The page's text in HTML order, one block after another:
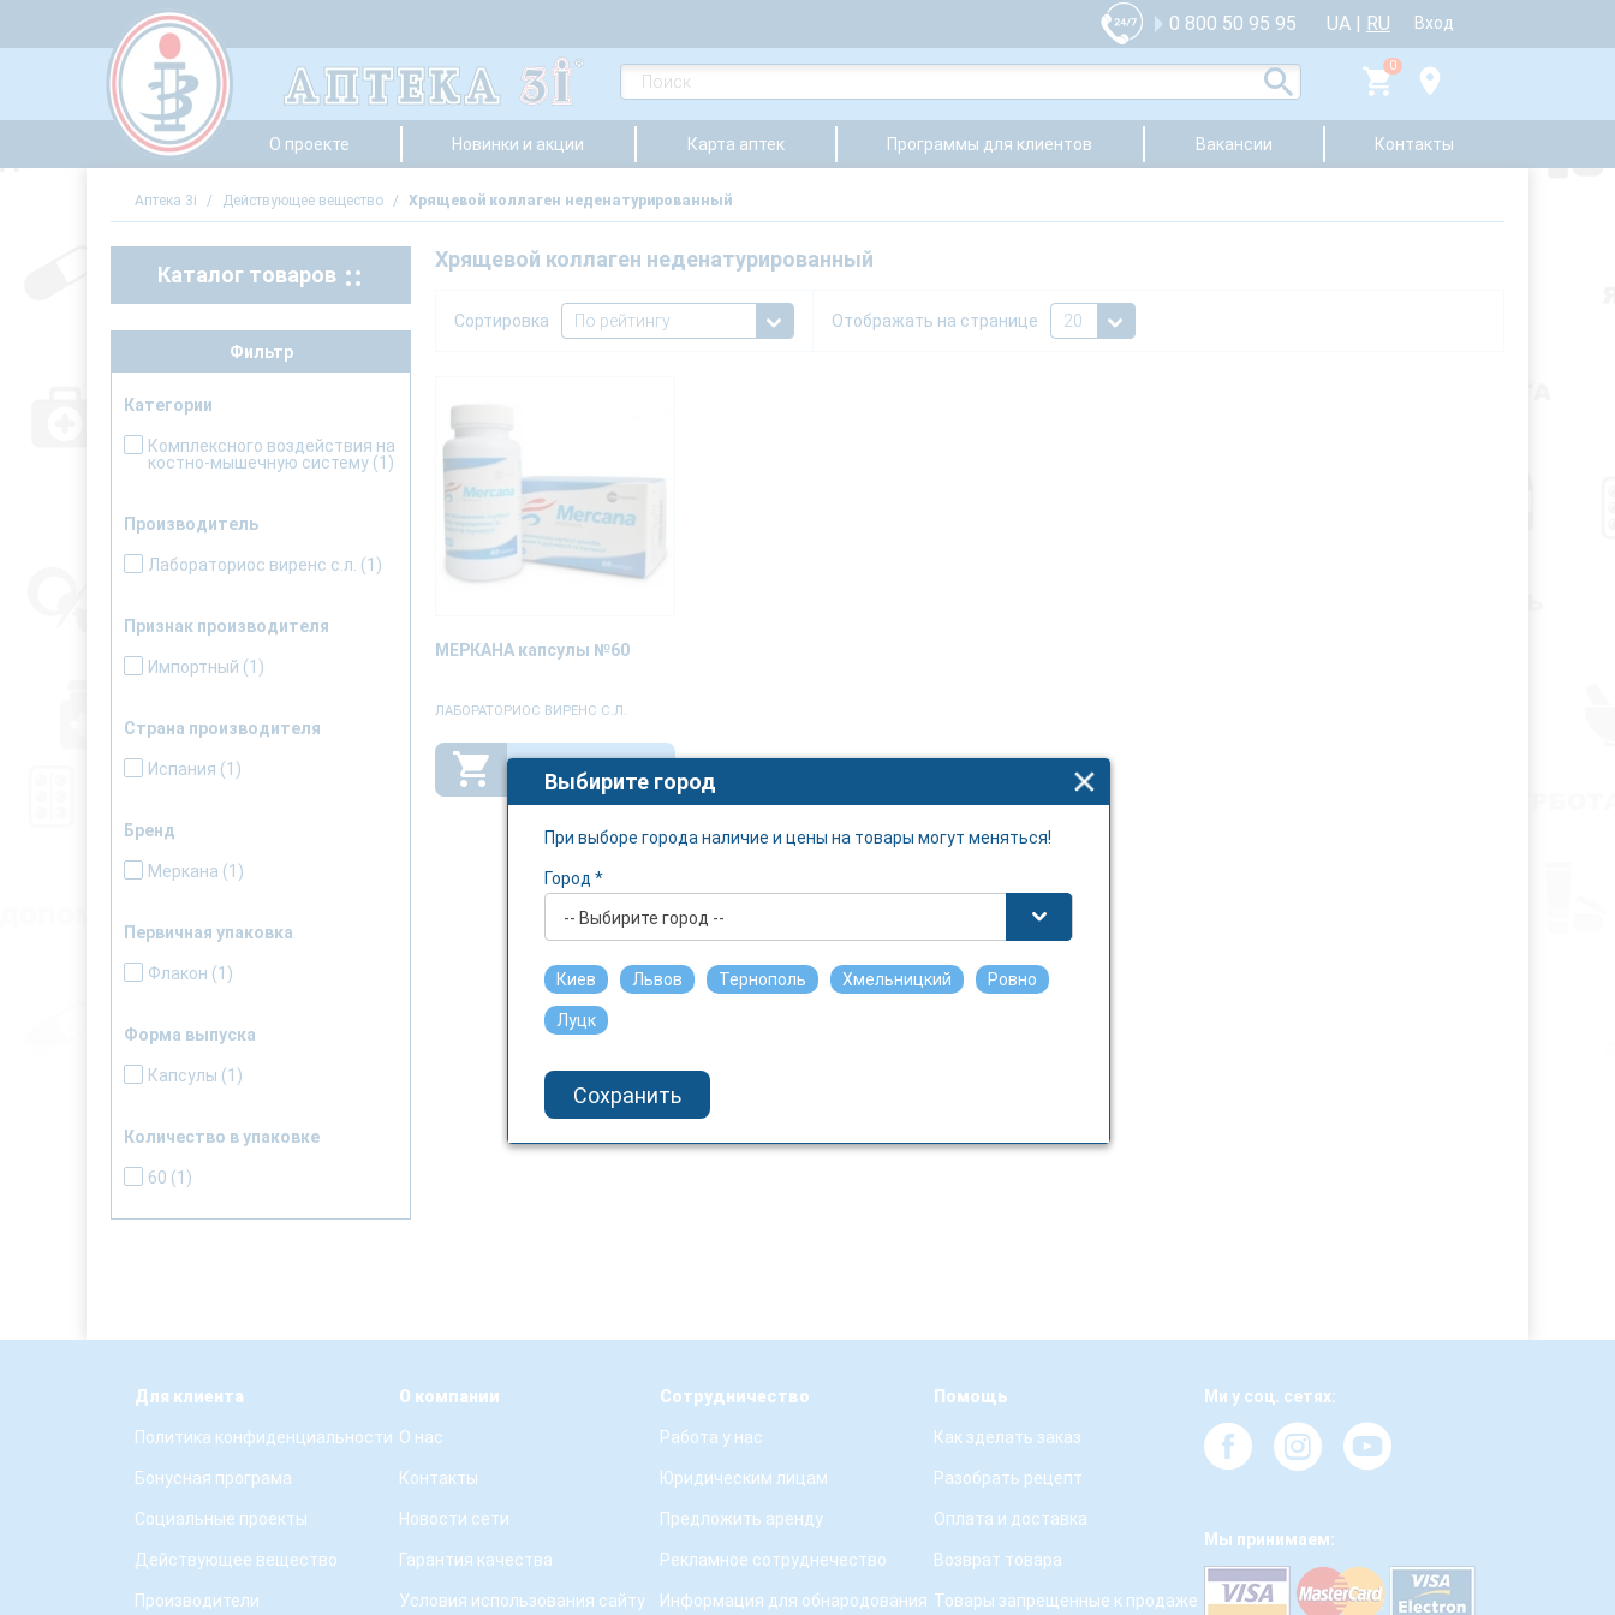
0 800 50 95 95 UA | RU Вход
0
О проекте Новинки и акции Карта аптек Программы для клиентов Вакансии Контакты
Аптека 3i / Действующее вещество / Хрящевой коллаген неденатурированный
Каталог товаров
Фильтр
Категории
Комплексного воздействия на
костно-мышечную систему (1)
Производитель
Лабораториос виренс с.л. (1)
Признак производителя
Импортный (1)
Страна производителя
Испания (1)
Бренд
Меркана (1)
Первичная упаковка
Флакон (1)
Форма выпуска
Капсулы (1)
Количество в упаковке
60 (1)
Хрящевой коллаген неденатурированный
Сортировка Отображать на странице
МЕРКАНА капсулы №60
ЛАБОРАТОРИОС ВИРЕНС С.Л.
1238.58 грн.
Для клиента
Политика конфиденциальности
Бонусная програма
Социальные проекты
Действующее вещество
Производители
О компании
О нас
Контакты
Новости сети
Гарантия качества
Условия использования сайту
Сотрудничество
Работа у нас
Юридическим лицам
Предложить аренду
Рекламное сотруднечество
Информация для обнародования
Помощь
Как зделать заказ
Разобрать рецепт
Оплата и доставка
Возврат товара
Товары запрещенные к продаже
Ми у соц. сетях:
Мы принимаем:
Выбирите город
При выборе города наличие и цены на товары могут меняться!
Город *
-- Выбирите город --
Киев Львов Тернополь Хмельницкий Ровно
Луцк
Сохранить